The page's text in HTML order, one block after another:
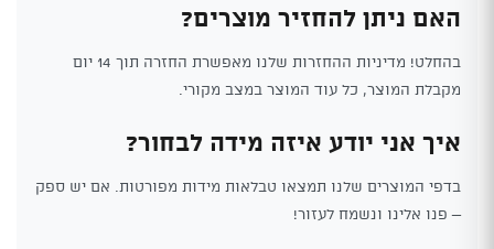
האם ניתן להחזיר מוצרים?
בהחלט! מדיניות ההחזרות שלנו מאפשרת החזרה תוך 14 יום
מקבלת המוצר, כל עוד המוצר במצב מקורי.
איך אני יודע איזה מידה לבחור?
בדפי המוצרים שלנו תמצאו טבלאות מידות מפורטות. אם יש ספק
– פנו אלינו ונשמח לעזור!